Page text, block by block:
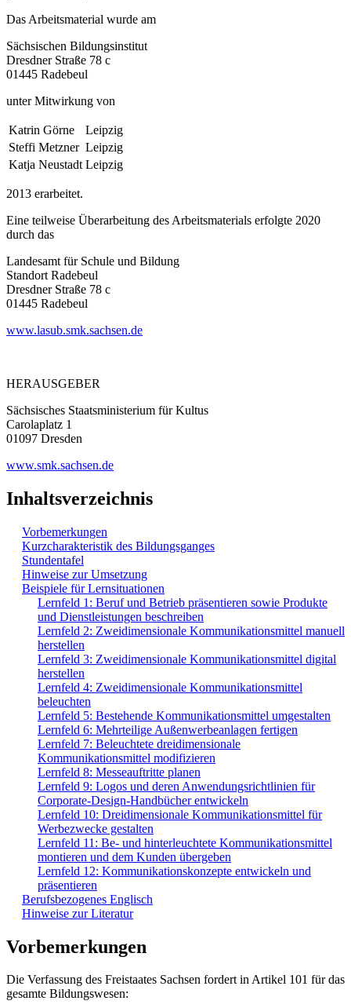
Das Arbeitsmaterial wurde am
Sächsischen Bildungsinstitut
Dresdner Straße 78 c
01445 Radebeul
unter Mitwirkung von
Katrin Görne
Leipzig
Steffi Metzner Leipzig
Katja Neustadt Leipzig
2013 erarbeitet.
Eine teilweise Überarbeitung des Arbeitsmaterials erfolgte 2020
durch das
Landesamt für Schule und Bildung
Standort Radebeul
Dresdner Straße 78 c
01445 Radebeul
www.lasub.smk.sachsen.de
HERAUSGEBER
Sächsisches Staatsministerium für Kultus
Carolaplatz 1
01097 Dresden
www.smk.sachsen.de
Inhaltsverzeichnis
Vorbemerkungen
Kurzcharakteristik des Bildungsganges
Stundentafel
Hinweise zur Umsetzung
Beispiele für Lernsituationen
Lernfeld 1: Beruf und Betrieb präsentieren sowie Produkte
und Dienstleistungen beschreiben
Lernfeld 2: Zweidimensionale Kommunikationsmittel manuell
herstellen
Lernfeld 3: Zweidimensionale Kommunikationsmittel digital
herstellen
Lernfeld 4: Zweidimensionale Kommunikationsmittel
beleuchten
Lernfeld 5: Bestehende Kommunikationsmittel umgestalten
Lernfeld 6: Mehrteilige Außenwerbeanlagen fertigen
Lernfeld 7: Beleuchtete dreidimensionale
Kommunikationsmittel modifizieren
Lernfeld 8: Messeauftritte planen
Lernfeld 9: Logos und deren Anwendungsrichtlinien für
Corporate-Design-Handbücher entwickeln
Lernfeld 10: Dreidimensionale Kommunikationsmittel für
Werbezwecke gestalten
Lernfeld 11: Be- und hinterleuchtete Kommunikationsmittel
montieren und dem Kunden übergeben
Lernfeld 12: Kommunikationskonzepte entwickeln und
präsentieren
Berufsbezogenes Englisch
Hinweise zur Literatur
Vorbemerkungen
Die Verfassung des Freistaates Sachsen fordert in Artikel 101 für das
gesamte Bildungswesen: